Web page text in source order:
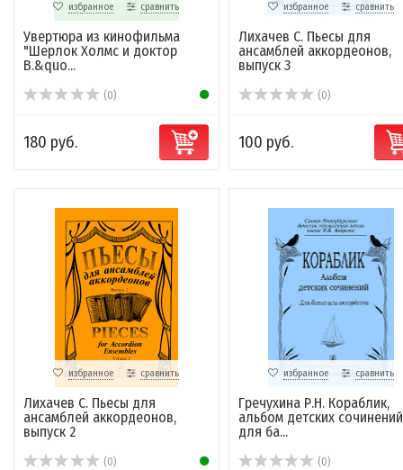
избранное сравнить
Увертюра из кинофильма
"Шерлок Холмс и доктор
В.&quo...
(0)
180 руб.
избранное сравнить
Лихачев С. Пьесы для
ансамблей аккордеонов,
выпуск 3
(0)
100 руб.
избранное сравнить
Лихачев С. Пьесы для
ансамблей аккордеонов,
выпуск 2
(0)
избранное сравнить
Гречухина Р.Н. Кораблик,
альбом детских сочинений
для ба...
(0)